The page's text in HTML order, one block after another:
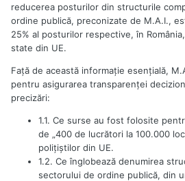
reducerea posturilor din structurile
ordine publică, preconizate de M.A.I.,
25% al posturilor respective, în
state din UE.
Faţă de această informaţie esenţială,
pentru asigurarea transparenţei
precizări:
1.1. Ce surse au fost folosite
de „400 de lucrători la 100.000
poliţiştilor din UE.
1.2. Ce înglobează denumirea
sectorului de ordine publică, din